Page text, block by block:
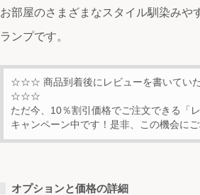
お部屋のさまざまなスタイル馴染みや
ランプです。
☆☆☆ 商品到着後にレビューを書いてい
☆☆☆
ただ今、10％割引価格でご注文できる「
キャンペーン中です！是非、この機会にご
オプションと価格の詳細